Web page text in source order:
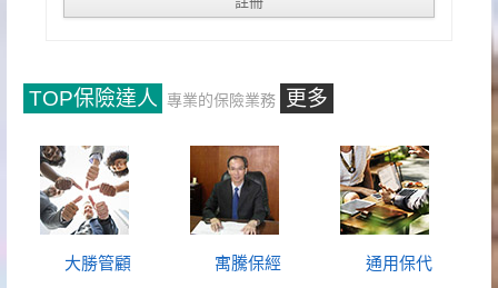
TOP保險達人 專業的保險業務 更多
大勝管顧 寓騰保經 通用保代